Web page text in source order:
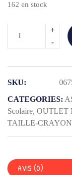
162 en stock
ADVANCED
1
TROU
RESERVE
MAPED
SKU:
CATEGORIES:
Scolaire, OUTLET
TAILLE-CRAYON
AVIS (0)